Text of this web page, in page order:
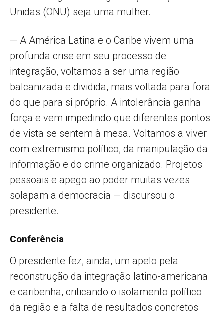
Unidas (ONU) seja uma mulher.
— A América Latina e o Caribe vivem uma
profunda crise em seu processo de
integração, voltamos a ser uma região
balcanizada e dividida, mais voltada para fora
do que para si próprio. A intolerância ganha
força e vem impedindo que diferentes pontos
de vista se sentem à mesa. Voltamos a viver
com extremismo político, da manipulação da
informação e do crime organizado. Projetos
pessoais e apego ao poder muitas vezes
solapam a democracia — discursou o
presidente.
Conferência
O presidente fez, ainda, um apelo pela
reconstrução da integração latino-americana
e caribenha, criticando o isolamento político
da região e a falta de resultados concretos